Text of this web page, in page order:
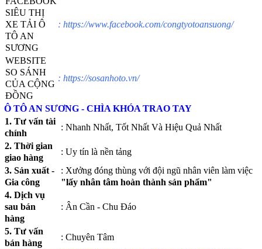
SIÊU THỊ
XE TẢI Ô
TÔ AN
SƯƠNG
: https://www.facebook.com/congtyotoansuong/
WEBSITE
SO SÁNH
CỦA CỘNG
ĐỒNG
: https://sosanhoto.vn/
Ô TÔ AN SƯƠNG - CHÌA KHÓA TRAO TAY
1. Tư vấn tài
chính
: Nhanh Nhất, Tốt Nhất Và Hiệu Quả Nhất
2. Thời gian
giao hàng
: Uy tín là nền tảng
3. Sản xuất -
Gia công
: Xưởng đóng thùng với đội ngũ nhân viên làm việc
"lấy nhân tâm hoàn thành sản phẩm"
4. Dịch vụ
sau bán
hàng
: Ân Cần - Chu Đáo
5. Tư vấn
bán hàng
: Chuyên Tâm